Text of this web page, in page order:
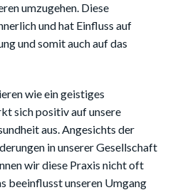
umzugehen. Diese
und hat Einfluss auf
und somit auch auf das
wie ein geistiges
sich positiv auf unsere
aus. Angesichts der
in unserer Gesellschaft
wir diese Praxis nicht oft
beeinflusst unseren Umgang